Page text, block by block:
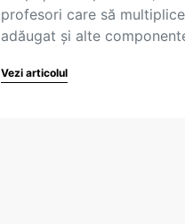
profesori care să
adăugat și alte
Vezi articolul